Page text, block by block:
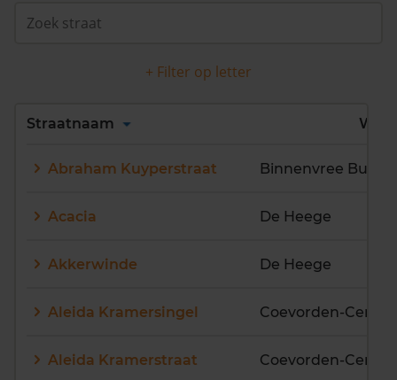
+ Filter op letter
Alles
Q
U
Straatnaam Wijk
Abraham Kuyperstraat Binnenvree
Acacia De Heege
Akkerwinde De Heege
Aleida Kramersingel Coevorden-
Aleida Kramerstraat Coevorden-